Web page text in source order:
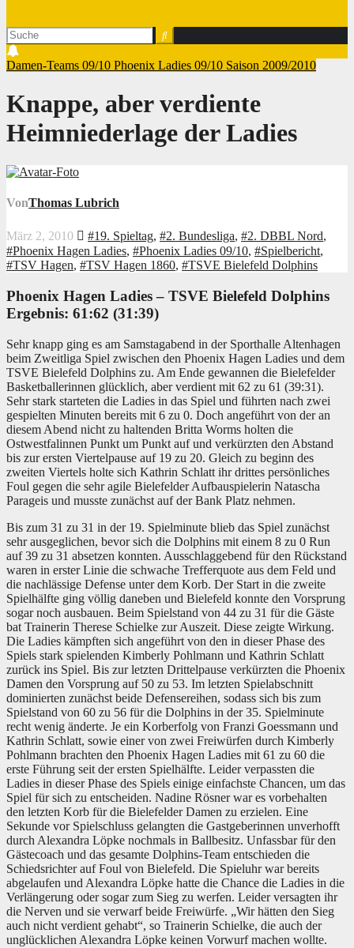
Damen-Teams 09/10 Phoenix Ladies 09/10 Saison 2009/2010
Knappe, aber verdiente
Heimniederlage der Ladies
VonThomas Lubrich
März 2, 2010 #19. Spieltag, #2. Bundesliga, #2. DBBL Nord,
#Phoenix Hagen Ladies, #Phoenix Ladies 09/10, #Spielbericht,
#TSV Hagen, #TSV Hagen 1860, #TSVE Bielefeld Dolphins
Phoenix Hagen Ladies – TSVE Bielefeld Dolphins
Ergebnis: 61:62 (31:39)
Sehr knapp ging es am Samstagabend in der Sporthalle Altenhagen
beim Zweitliga Spiel zwischen den Phoenix Hagen Ladies und dem
TSVE Bielefeld Dolphins zu. Am Ende gewannen die Bielefelder
Basketballerinnen glücklich, aber verdient mit 62 zu 61 (39:31).
Sehr stark starteten die Ladies in das Spiel und führten nach zwei
gespielten Minuten bereits mit 6 zu 0. Doch angeführt von der an
diesem Abend nicht zu haltenden Britta Worms holten die
Ostwestfalinnen Punkt um Punkt auf und verkürzten den Abstand
bis zur ersten Viertelpause auf 19 zu 20. Gleich zu beginn des
zweiten Viertels holte sich Kathrin Schlatt ihr drittes persönliches
Foul gegen die sehr agile Bielefelder Aufbauspielerin Natascha
Parageis und musste zunächst auf der Bank Platz nehmen.
Bis zum 31 zu 31 in der 19. Spielminute blieb das Spiel zunächst
sehr ausgeglichen, bevor sich die Dolphins mit einem 8 zu 0 Run
auf 39 zu 31 absetzen konnten. Ausschlaggebend für den Rückstand
waren in erster Linie die schwache Trefferquote aus dem Feld und
die nachlässige Defense unter dem Korb. Der Start in die zweite
Spielhälfte ging völlig daneben und Bielefeld konnte den Vorsprung
sogar noch ausbauen. Beim Spielstand von 44 zu 31 für die Gäste
bat Trainerin Therese Schielke zur Auszeit. Diese zeigte Wirkung.
Die Ladies kämpften sich angeführt von den in dieser Phase des
Spiels stark spielenden Kimberly Pohlmann und Kathrin Schlatt
zurück ins Spiel. Bis zur letzten Drittelpause verkürzten die Phoenix
Damen den Vorsprung auf 50 zu 53. Im letzten Spielabschnitt
dominierten zunächst beide Defensereihen, sodass sich bis zum
Spielstand von 60 zu 56 für die Dolphins in der 35. Spielminute
recht wenig änderte. Je ein Korberfolg von Franzi Goessmann und
Kathrin Schlatt, sowie einer von zwei Freiwürfen durch Kimberly
Pohlmann brachten den Phoenix Hagen Ladies mit 61 zu 60 die
erste Führung seit der ersten Spielhälfte. Leider verpassten die
Ladies in dieser Phase des Spiels einige einfachste Chancen, um das
Spiel für sich zu entscheiden. Nadine Rösner war es vorbehalten
den letzten Korb für die Bielefelder Damen zu erzielen. Eine
Sekunde vor Spielschluss gelangten die Gastgeberinnen unverhofft
durch Alexandra Löpke nochmals in Ballbesitz. Unfassbar für den
Gästecoach und das gesamte Dolphins-Team entschieden die
Schiedsrichter auf Foul von Bielefeld. Die Spieluhr war bereits
abgelaufen und Alexandra Löpke hatte die Chance die Ladies in die
Verlängerung oder sogar zum Sieg zu werfen. Leider versagten ihr
die Nerven und sie verwarf beide Freiwürfe. „Wir hätten den Sieg
auch nicht verdient gehabt“, so Trainerin Schielke, die auch der
unglücklichen Alexandra Löpke keinen Vorwurf machen wollte.